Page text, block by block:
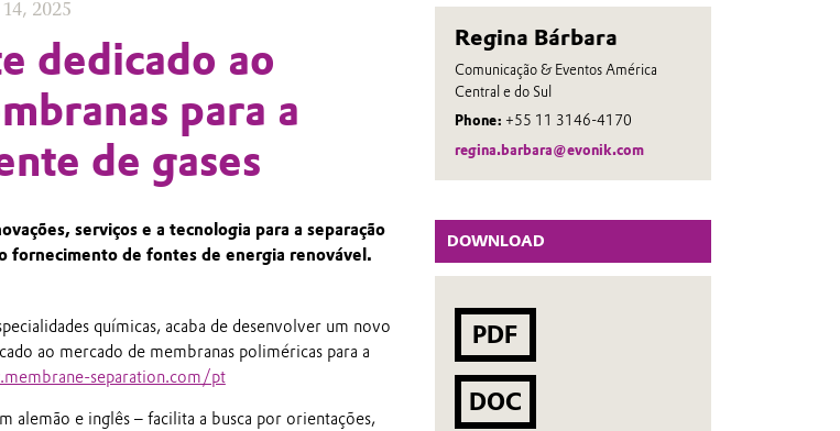
Regina Bárbara
Comunicação & Eventos América
Central e do Sul
Phone: +55 11 3146-4170
regina.barbara@evonik.com
DOWNLOAD
PDF
DOC
2025
dedicado ao
para a
de gases
serviços e a tecnologia para a separação
fornecimento de fontes de energia renovável.
químicas, acaba de desenvolver um novo
ao mercado de membranas poliméricas para a
separation.com/pt
alemão e inglês – facilita a busca por orientações,